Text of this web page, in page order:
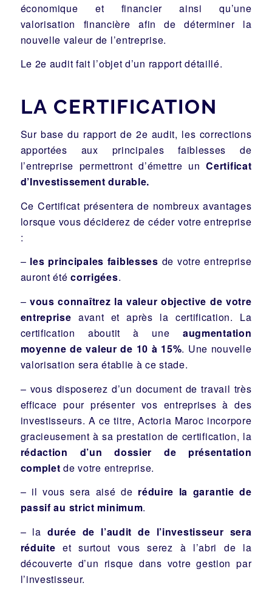
économique et financier ainsi qu’une
valorisation financière afin de déterminer la
nouvelle valeur de l’entreprise.
Le 2e audit fait l’objet d’un rapport détaillé.
LA CERTIFICATION
Sur base du rapport de 2e audit, les corrections
apportées aux principales faiblesses de
l’entreprise permettront d’émettre unCertificat
d’Investissement durable.
Ce Certificat présentera de nombreux avantages
lorsque vous déciderez de céder votre entreprise
:
– les principales faiblesses de votre entreprise
auront été corrigées.
– vous connaîtrez la valeur objective de votre
entreprise avant et après la certification. La
certification aboutit à une augmentation
moyenne de valeur de 10 à 15%. Une nouvelle
valorisation sera établie à ce stade.
– vous disposerez d’un document de travail très
efficace pour présenter vos entreprises à des
investisseurs. A ce titre, Actoria Maroc incorpore
gracieusement à sa prestation de certification, la
rédaction d’un dossier de présentation
complet de votre entreprise.
– il vous sera aisé de réduire la garantie de
passif au strict minimum.
– la durée de l’audit de l’investisseur sera
réduite et surtout vous serez à l’abri de la
découverte d’un risque dans votre gestion par
l’investisseur.